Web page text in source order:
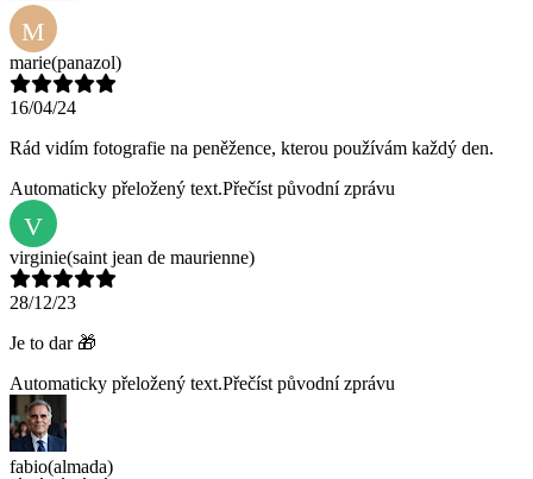
M
marie(panazol)
16/04/24
Rád vidím fotografie na peněžence, kterou používám každý den.
Automaticky přeložený text.Přečíst původní zprávu
V
virginie(saint jean de maurienne)
28/12/23
Je to dar 🎁
Automaticky přeložený text.Přečíst původní zprávu
fabio(almada)